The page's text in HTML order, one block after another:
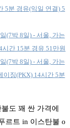
5분 경유(익일 연결) 5
(7박 8일) - 서울, 가는
시간 15분 경유 51만원
(7박 8일) - 서울, 가는
이징(PKX) 14시간 5분
도 꽤 싼 가격에
르트 in 이스탄불 o